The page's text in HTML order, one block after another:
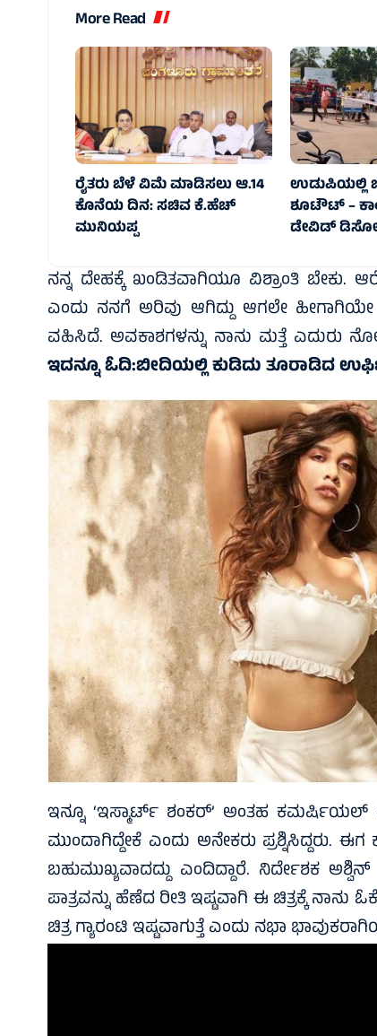
More Read
ರೈತರು ಬೆಳೆ ವಿಮೆ ಮಾಡಿಸಲು ಆ.14
ಕೊನೆಯ ದಿನ: ಸಚಿವ ಕೆ.ಹೆಚ್
ಮುನಿಯಪ್ಪ
ಉಡುಪಿಯಲ್ಲಿ
ಶೂಟೌಟ್ –
ಡೇವಿಡ್
ನನ್ನ ದೇಹಕ್ಕೆ ಖಂಡಿತವಾಗಿಯೂ ವಿಶ್ರಾಂತಿ ಬೇಕು.
ಎಂದು ನನಗೆ ಅರಿವು ಆಗಿದ್ದು ಆಗಲೇ
ವಹಿಸಿದೆ. ಅವಕಾಶಗಳನ್ನು ನಾನು ಮತ್ತೆ ಎದುರು
ಇದನ್ನೂ ಓದಿ:ಬೀದಿಯಲ್ಲಿ ಕುಡಿದು ತೂರಾಡಿದ
ಇನ್ನೂ ‘ಇಸ್ಮಾರ್ಟ್ ಶಂಕರ್’ ಅಂತಹ ಕಮರ್ಷಿಯಲ್
ಮುಂದಾಗಿದ್ದೇಕೆ ಎಂದು ಅನೇಕರು ಪ್ರಶ್ನಿಸಿದ್ದರು.
ಬಹುಮುಖ್ಯವಾದದ್ದು ಎಂದಿದ್ದಾರೆ. ನಿರ್ದೇಶಕ
ಪಾತ್ರವನ್ನು ಹೆಣೆದ ರೀತಿ ಇಷ್ಟವಾಗಿ ಈ ಚಿತ್ರಕ್ಕೆ
ಚಿತ್ರ ಗ್ಯಾರಂಟಿ ಇಷ್ಟವಾಗುತ್ತೆ ಎಂದು ನಭಾ